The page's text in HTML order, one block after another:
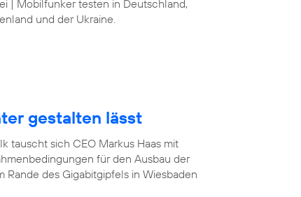
| Mobilfunker testen in Deutschland,
und der Ukraine.
gestalten lässt
tauscht sich CEO Markus Haas mit
für den Ausbau der
Rande des Gigabitgipfels in Wiesbaden